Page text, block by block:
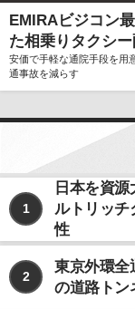
EMIRAビジコン
た相乗りタクシ
安価で手軽な通院手段を用
通事故を減らす
1
日本を資
ルトリッチ
性
2
東京外環全
の道路トン